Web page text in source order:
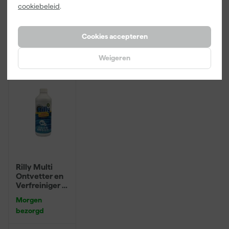
cookiebeleid.
Cookies accepteren
Weigeren
Adviesprijs 6,00
3,99 2,99
incl. BTW
19,95
Rilly Multi
Ontvetter en
Verfreiniger –
Morgen
bezorgd